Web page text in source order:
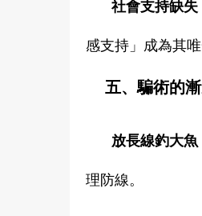
社會支持缺失
感支持」成為其唯
五、騙術的漸
放長線釣大魚
理防線。